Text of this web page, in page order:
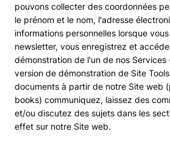
pouvons collecter des coordonnées
le prénom et le nom, l'adresse
informations personnelles lorsque
newsletter, vous enregistrez et
démonstration de l'un de nos Services
version de démonstration de Site
documents à partir de notre Site web
books) communiquez, laissez des
et/ou discutez des sujets dans les
effet sur notre Site web.